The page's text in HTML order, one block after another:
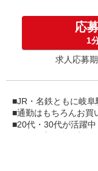
応
1
求人応募
■JR・名鉄ともに岐阜
■通勤はもちろんお買
■20代・30代が活躍中